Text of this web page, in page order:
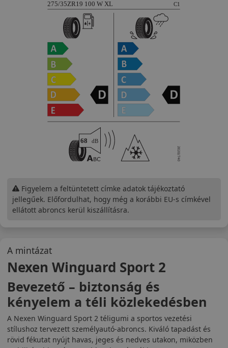
A mintázat
Nexen Winguard Sport 2
Bevezető – biztonság és
kényelem a téli közlekedésben
A Nexen Winguard Sport 2 téligumi a sportos vezetési
stílushoz tervezett személyautó-abroncs. Kiváló tapadást és
rövid fékutat nyújt havas, jeges és nedves utakon, miközben
Figyelem a feltüntetett címke adatok tájékoztató
jellegűek. Előfordulhat, hogy még a korábbi EU-s címkével
ellátott abroncs kerül kiszállításra.